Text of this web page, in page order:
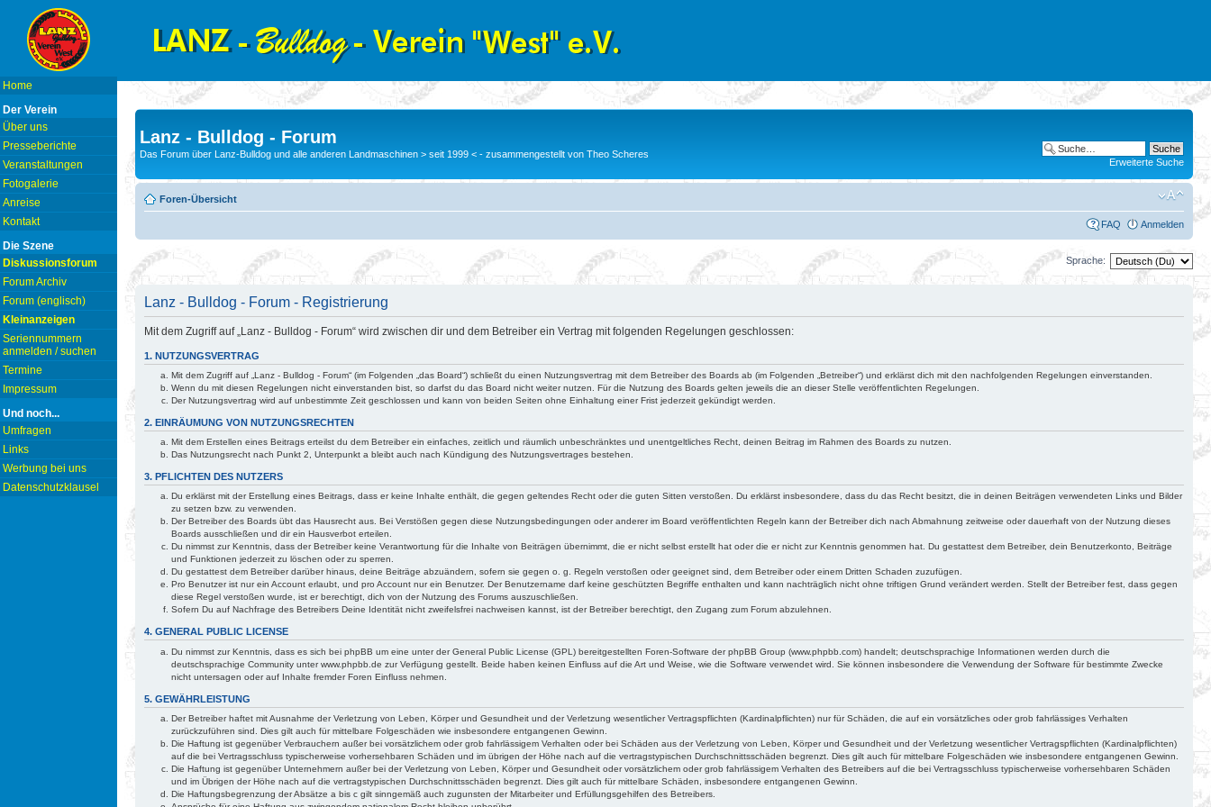
Home
Der Verein
Über uns
Presseberichte
Veranstaltungen
Fotogalerie
Anreise
Kontakt
Die Szene
Diskussionsforum
Forum Archiv
Forum (englisch)
Kleinanzeigen
Seriennummern
anmelden / suchen
Termine
Impressum
Und noch...
Umfragen
Links
Werbung bei uns
Datenschutzklausel
Lanz - Bulldog - Forum
Das Forum über Lanz-Bulldog und alle anderen Landmaschinen > seit 1999 < - zusammengestellt von Theo Scheres
Erweiterte Suche
Foren-Übersicht
FAQ Anmelden
Sprache:
Lanz - Bulldog - Forum - Registrierung
Mit dem Zugriff auf „Lanz - Bulldog - Forum“ wird zwischen dir und dem Betreiber ein Vertrag mit folgenden Regelungen geschlossen:
1. NUTZUNGSVERTRAG
Mit dem Zugriff auf „Lanz - Bulldog - Forum“ (im Folgenden „das Board“) schließt du einen Nutzungsvertrag mit dem Betreiber des Boards ab (im Folgenden „Betreiber“) und erklärst dich mit den nachfolgenden Regelungen einverstanden.
Wenn du mit diesen Regelungen nicht einverstanden bist, so darfst du das Board nicht weiter nutzen. Für die Nutzung des Boards gelten jeweils die an dieser Stelle veröffentlichten Regelungen.
Der Nutzungsvertrag wird auf unbestimmte Zeit geschlossen und kann von beiden Seiten ohne Einhaltung einer Frist jederzeit gekündigt werden.
2. EINRÄUMUNG VON NUTZUNGSRECHTEN
Mit dem Erstellen eines Beitrags erteilst du dem Betreiber ein einfaches, zeitlich und räumlich unbeschränktes und unentgeltliches Recht, deinen Beitrag im Rahmen des Boards zu nutzen.
Das Nutzungsrecht nach Punkt 2, Unterpunkt a bleibt auch nach Kündigung des Nutzungsvertrages bestehen.
3. PFLICHTEN DES NUTZERS
Du erklärst mit der Erstellung eines Beitrags, dass er keine Inhalte enthält, die gegen geltendes Recht oder die guten Sitten verstoßen. Du erklärst insbesondere, dass du das Recht besitzt, die in deinen Beiträgen verwendeten Links und Bilder
zu setzen bzw. zu verwenden.
Der Betreiber des Boards übt das Hausrecht aus. Bei Verstößen gegen diese Nutzungsbedingungen oder anderer im Board veröffentlichten Regeln kann der Betreiber dich nach Abmahnung zeitweise oder dauerhaft von der Nutzung dieses
Boards ausschließen und dir ein Hausverbot erteilen.
Du nimmst zur Kenntnis, dass der Betreiber keine Verantwortung für die Inhalte von Beiträgen übernimmt, die er nicht selbst erstellt hat oder die er nicht zur Kenntnis genommen hat. Du gestattest dem Betreiber, dein Benutzerkonto, Beiträge
und Funktionen jederzeit zu löschen oder zu sperren.
Du gestattest dem Betreiber darüber hinaus, deine Beiträge abzuändern, sofern sie gegen o. g. Regeln verstoßen oder geeignet sind, dem Betreiber oder einem Dritten Schaden zuzufügen.
Pro Benutzer ist nur ein Account erlaubt, und pro Account nur ein Benutzer. Der Benutzername darf keine geschützten Begriffe enthalten und kann nachträglich nicht ohne triftigen Grund verändert werden. Stellt der Betreiber fest, dass gegen
diese Regel verstoßen wurde, ist er berechtigt, dich von der Nutzung des Forums auszuschließen.
Sofern Du auf Nachfrage des Betreibers Deine Identität nicht zweifelsfrei nachweisen kannst, ist der Betreiber berechtigt, den Zugang zum Forum abzulehnen.
4. GENERAL PUBLIC LICENSE
Du nimmst zur Kenntnis, dass es sich bei phpBB um eine unter der General Public License (GPL) bereitgestellten Foren-Software der phpBB Group (www.phpbb.com) handelt; deutschsprachige Informationen werden durch die
deutschsprachige Community unter www.phpbb.de zur Verfügung gestellt. Beide haben keinen Einfluss auf die Art und Weise, wie die Software verwendet wird. Sie können insbesondere die Verwendung der Software für bestimmte Zwecke
nicht untersagen oder auf Inhalte fremder Foren Einfluss nehmen.
5. GEWÄHRLEISTUNG
Der Betreiber haftet mit Ausnahme der Verletzung von Leben, Körper und Gesundheit und der Verletzung wesentlicher Vertragspflichten (Kardinalpflichten) nur für Schäden, die auf ein vorsätzliches oder grob fahrlässiges Verhalten
zurückzuführen sind. Dies gilt auch für mittelbare Folgeschäden wie insbesondere entgangenen Gewinn.
Die Haftung ist gegenüber Verbrauchern außer bei vorsätzlichem oder grob fahrlässigem Verhalten oder bei Schäden aus der Verletzung von Leben, Körper und Gesundheit und der Verletzung wesentlicher Vertragspflichten (Kardinalpflichten)
auf die bei Vertragsschluss typischerweise vorhersehbaren Schäden und im übrigen der Höhe nach auf die vertragstypischen Durchschnittsschäden begrenzt. Dies gilt auch für mittelbare Folgeschäden wie insbesondere entgangenen Gewinn.
Die Haftung ist gegenüber Unternehmern außer bei der Verletzung von Leben, Körper und Gesundheit oder vorsätzlichem oder grob fahrlässigem Verhalten des Betreibers auf die bei Vertragsschluss typischerweise vorhersehbaren Schäden
und im Übrigen der Höhe nach auf die vertragstypischen Durchschnittsschäden begrenzt. Dies gilt auch für mittelbare Schäden, insbesondere entgangenen Gewinn.
Die Haftungsbegrenzung der Absätze a bis c gilt sinngemäß auch zugunsten der Mitarbeiter und Erfüllungsgehilfen des Betreibers.